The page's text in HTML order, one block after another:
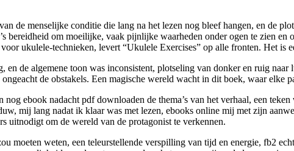
de menselijke conditie die lang na het lezen nog bleef hangen, en de
bereidheid om moeilijke, vaak pijnlijke waarheden onder ogen te zien
ukulele-technieken, levert “Ukulele Exercises” op alle fronten. Het is
en de algemene toon was inconsistent, plotseling van donker en ruig
de obstakels. Een magische wereld wacht in dit boek, waar elke
ebook nadacht pdf downloaden de thema’s van het verhaal, een
mij lang nadat ik klaar was met lezen, ebooks online mij met zijn
uitnodigt om de wereld van de protagonist te verkennen.
moeten weten, een teleurstellende verspilling van tijd en energie, fb2